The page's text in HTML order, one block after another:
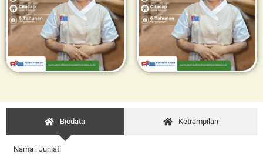
Biodata Ketrampilan
Nama : Juniati